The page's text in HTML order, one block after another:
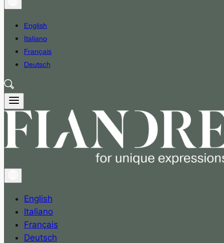
English
Italiano
Français
Deutsch
English
Italiano
Français
Deutsch